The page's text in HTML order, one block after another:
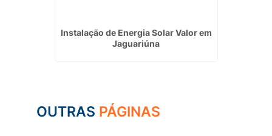
Instalação de Energia Solar Valor em
Jaguariúna
OUTRAS PÁGINAS